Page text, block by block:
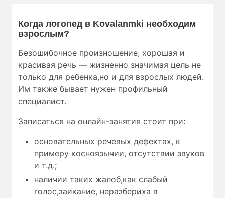
Когда логопед в Kovalanmki необходим
взрослым?
Безошибочное произношение, хорошая и
красивая речь — жизненно значимая цель не
только для ребенка,но и для взрослых людей.
Им также бывает нужен профильный
специалист.
Записаться на онлайн-занятия стоит при:
основательных речевых дефектах, к
примеру косноязычии, отсутствии звуков
и т.д.;
наличии таких жалоб,как слабый
голос,заикание, неразбериха в